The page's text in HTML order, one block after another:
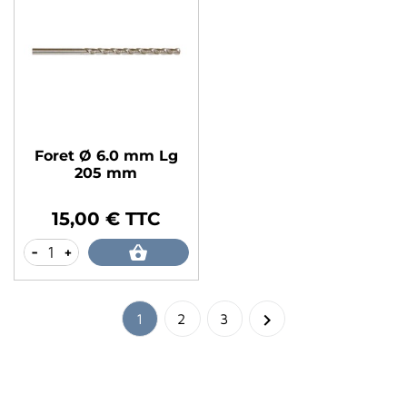
Foret Ø 6.0 mm Lg
205 mm
Prix15,00 € TTC
- +
1 2 3 